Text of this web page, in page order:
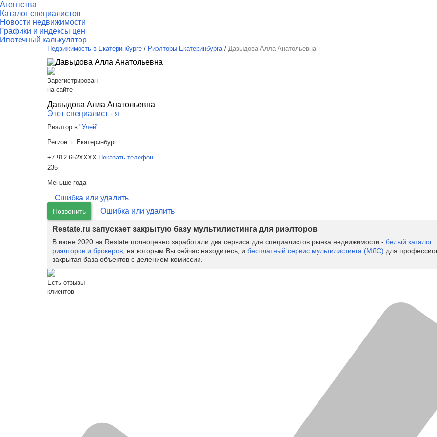
Агентства
Каталог специалистов
Новости недвижимости
Графики и индексы цен
Ипотечный калькулятор
Недвижимость в Екатеринбурге / Риэлторы Екатеринбурга / Давыдова Алла Анатольевна
Зарегистрирован
на сайте
Давыдова Алла Анатольевна
Этот специалист - я
Риэлтор в "Улей"
Регион: г. Екатеринбург
+7 912 652XXXX Показать телефон
235
Меньше года
Ошибка или удалить
Позвонить Ошибка или удалить
Restate.ru запускает закрытую базу мультилистинга для риэлторов
В июне 2020 на Restate полноценно заработали два сервиса для специалистов рынка недвижимости - белый каталог
риэлторов и брокеров , на которым Вы сейчас находитесь, и бесплатный сервис мультилистинга (МЛС) для
закрытая база объектов с делением комиссии.
Есть отзывы
клиентов